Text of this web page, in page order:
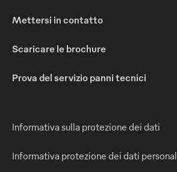
Mettersi in contatto
Scaricare le brochure
Prova del servizio panni tecnici
Informativa sulla protezione dei dati
Informativa protezione dei dati